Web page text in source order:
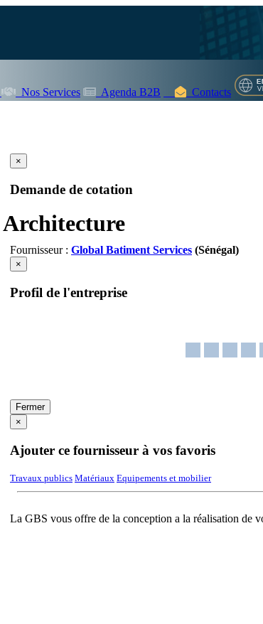
Nos Services Agenda B2B Contacts
×
Demande de cotation
Architecture
Fournisseur : Global Batiment Services (Sénégal)
×
Profil de l'entreprise
Fermer
×
Ajouter ce fournisseur à vos favoris
Travaux publics Matériaux Equipements et mobilier
La GBS vous offre de la conception a la réalisation de